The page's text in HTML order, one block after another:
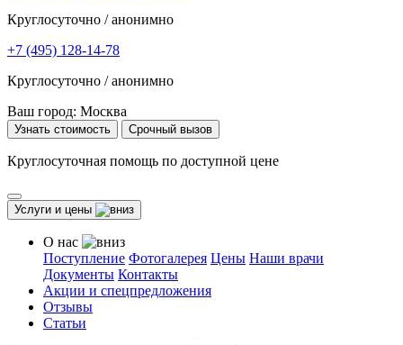
Круглосуточно / анонимно
+7 (495) 128-14-78
Круглосуточно / анонимно
Ваш город: Москва
Узнать стоимость Срочный вызов
Круглосуточная помощь по доступной цене
Услуги и цены
О нас
Поступление Фотогалерея Цены Наши врачи
Документы Контакты
Акции и спецпредложения
Отзывы
Статьи